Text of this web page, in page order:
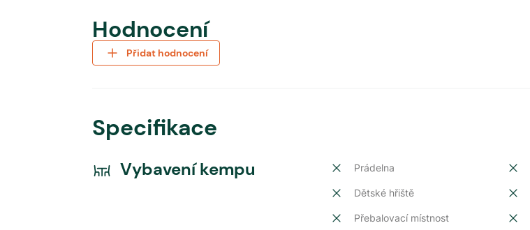
Hodnocení
Přidat hodnocení
Specifikace
Vybavení kempu Prádelna
Dětské hřiště
Přebalovací místnost